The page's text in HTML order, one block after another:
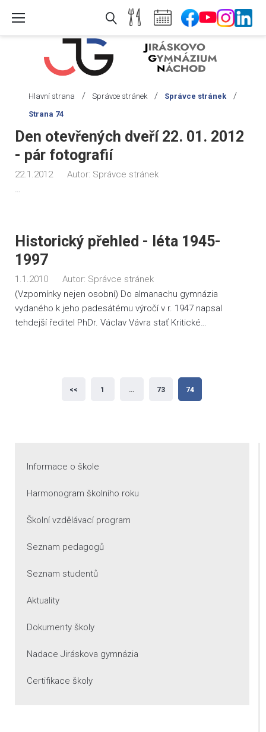
Hlavní strana / Správce stránek / Správce stránek /
Strana 74
Autor:
Správce
stránek
Den otevřených dveří 22. 01. 2012
- pár fotografií
22.1.2012 Autor: Správce stránek
…
Historický přehled - léta 1945-
1997
1.1.2010 Autor: Správce stránek
(Vzpomínky nejen osobní) Do almanachu gymnázia
vydaného k jeho padesátému výročí v r. 1947 napsal
tehdejší ředitel PhDr. Václav Vávra stať Kritické…
Stránkování
<< 1 … 73 74
Informace o škole
Harmonogram školního roku
Školní vzdělávací program
Seznam pedagogů
Seznam studentů
Aktuality
Dokumenty školy
Nadace Jiráskova gymnázia
Certifikace školy